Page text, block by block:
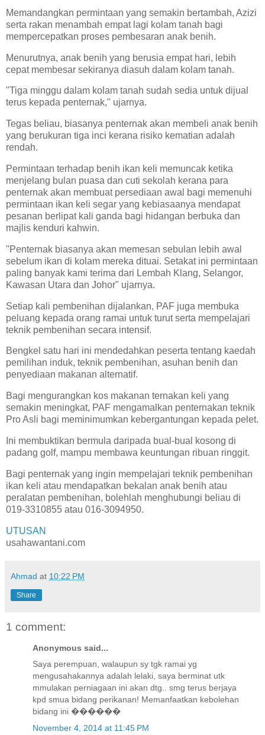
Memandangkan permintaan yang semakin bertambah, Azizi
serta rakan menambah empat lagi kolam tanah bagi
mempercepatkan proses pembesaran anak benih.
Menurutnya, anak benih yang berusia empat hari, lebih
cepat membesar sekiranya diasuh dalam kolam tanah.
''Tiga minggu dalam kolam tanah sudah sedia untuk dijual
terus kepada penternak," ujarnya.
Tegas beliau, biasanya penternak akan membeli anak benih
yang berukuran tiga inci kerana risiko kematian adalah
rendah.
Permintaan terhadap benih ikan keli memuncak ketika
menjelang bulan puasa dan cuti sekolah kerana para
penternak akan membuat persediaan awal bagi memenuhi
permintaan ikan keli segar yang kebiasaanya mendapat
pesanan berlipat kali ganda bagi hidangan berbuka dan
majlis kenduri kahwin.
''Penternak biasanya akan memesan sebulan lebih awal
sebelum ikan di kolam mereka dituai. Setakat ini permintaan
paling banyak kami terima dari Lembah Klang, Selangor,
Kawasan Utara dan Johor" ujarnya.
Setiap kali pembenihan dijalankan, PAF juga membuka
peluang kepada orang ramai untuk turut serta mempelajari
teknik pembenihan secara intensif.
Bengkel satu hari ini mendedahkan peserta tentang kaedah
pemilihan induk, teknik pembenihan, asuhan benih dan
penyediaan makanan alternatif.
Bagi mengurangkan kos makanan ternakan keli yang
semakin meningkat, PAF mengamalkan penternakan teknik
Pro Asli bagi meminimumkan kebergantungan kepada pelet.
Ini membuktikan bermula daripada bual-bual kosong di
padang golf, mampu membawa keuntungan ribuan ringgit.
Bagi penternak yang ingin mempelajari teknik pembenihan
ikan keli atau mendapatkan bekalan anak benih atau
peralatan pembenihan, bolehlah menghubungi beliau di
019-3310855 atau 016-3094950.
UTUSAN
usahawantani.com
Ahmad at 10:22 PM
Share
1 comment:
Anonymous said...
Saya perempuan, walaupun sy tgk ramai yg
mengusahakannya adalah lelaki, saya berminat utk
mmulakan perniagaan ini akan dtg.. smg terus berjaya
kpd smua bidang perikanan! Memanfaatkan kebolehan
bidang ini ������
November 4, 2014 at 11:45 PM